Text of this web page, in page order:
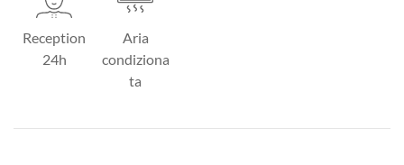
Reception
24h
Aria
condiziona
ta